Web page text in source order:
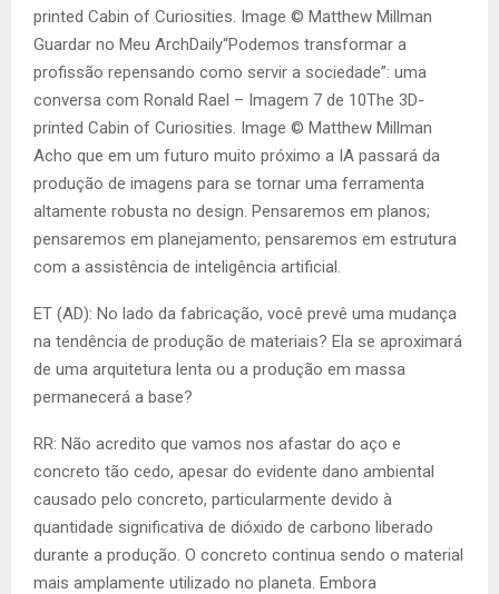
printed Cabin of Curiosities. Image © Matthew Millman
Guardar no Meu ArchDaily“Podemos transformar a
profissão repensando como servir a sociedade”: uma
conversa com Ronald Rael – Imagem 7 de 10The 3D-
printed Cabin of Curiosities. Image © Matthew Millman
Acho que em um futuro muito próximo a IA passará da
produção de imagens para se tornar uma ferramenta
altamente robusta no design. Pensaremos em planos;
pensaremos em planejamento; pensaremos em estrutura
com a assistência de inteligência artificial.
ET (AD): No lado da fabricação, você prevê uma mudança
na tendência de produção de materiais? Ela se aproximará
de uma arquitetura lenta ou a produção em massa
permanecerá a base?
RR: Não acredito que vamos nos afastar do aço e
concreto tão cedo, apesar do evidente dano ambiental
causado pelo concreto, particularmente devido à
quantidade significativa de dióxido de carbono liberado
durante a produção. O concreto continua sendo o material
mais amplamente utilizado no planeta. Embora